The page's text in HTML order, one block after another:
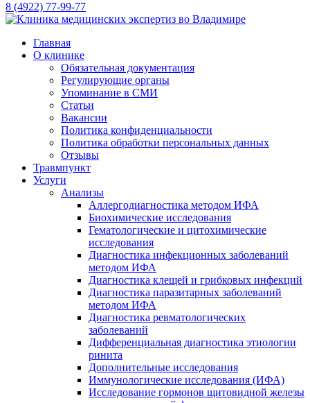
8 (4922) 77-99-77
Главная
О клинике
Обязательная документация
Регулирующие органы
Упоминание в СМИ
Статьи
Вакансии
Политика конфиденциальности
Политика обработки персональных данных
Отзывы
Травмпункт
Услуги
Анализы
Аллергодиагностика методом ИФА
Биохимические исследования
Гематологические и цитохимические
исследования
Диагностика инфекционных заболеваний
методом ИФА
Диагностика клещей и грибковых инфекций
Диагностика паразитарных заболеваний
методом ИФА
Диагностика ревматологических
заболеваний
Дифференциальная диагностика этиологии
ринита
Дополнительные исследования
Иммунологические исследования (ИФА)
Исследование гормонов щитовидной железы